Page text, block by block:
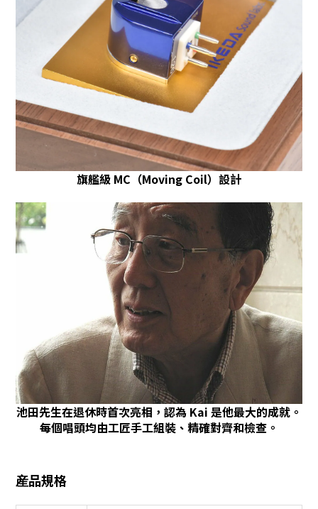
旗艦級 MC（Moving Coil）設計
池田先生在退休時首次亮相，認為 Kai 是他最大的成就。
每個唱頭均由工匠手工組裝、精確對齊和檢查。
産品規格